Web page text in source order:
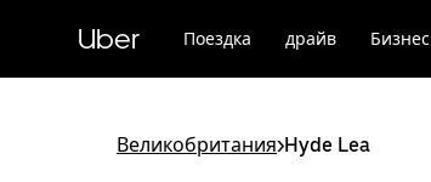
к
Uber Поездка драйв Бизнес
Великобритания>Hyde Lea